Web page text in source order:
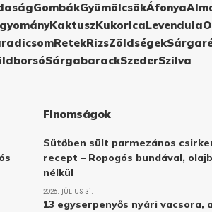
GombákGyümölcsökÁfonya
KaktuszKukoricaLevendula
RetekRizsZöldségek
SárgabarackSzederSzilva
Finomságok
Sütőben sült parmezános
recept – Ropogós bundával,
nélkül
2026. JÚLIUS 31.
13 egyserpenyős nyári vacsora,